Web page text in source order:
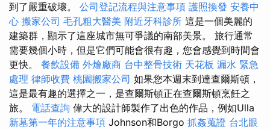
到了嚴重破壞。 公司登記流程與注意事項 護照換發 安養中
心 搬家公司 毛孔粗大醫美 附近牙科診所 這是一個美麗的
建築群，顯示了這座城市無可爭議的南部美景。 旅行通常
需要幾個小時，但是它們可能會很有趣，您會感覺到時間會
更快。 餐飲設備 外燴廠商 台中整骨技術 天花板 漏水 緊急
處理 律師收費 桃園搬家公司 如果您本週末到達查爾斯頓，
這是最有趣的選擇之一，是查爾斯頓正在查爾斯頓烹飪之
旅。 電話查詢 偉大的設計師製作了出色的作品，例如Ulla
新墓第一年的注意事項 Johnson和Borgo 抓姦蒐證 台北眼